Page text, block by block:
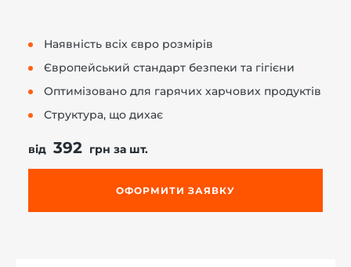
Наявність всіх євро розмірів
Європейський стандарт безпеки та гігієни
Оптимізовано для гарячих харчових продуктів
Структура, що дихає
від 392 грн за шт.
ОФОРМИТИ ЗАЯВКУ